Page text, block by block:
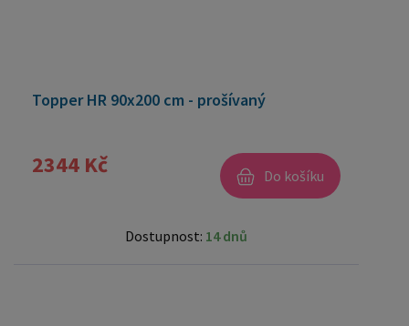
Topper HR 90x200 cm - prošívaný
2344 Kč Do košíku
Dostupnost: 14 dnů